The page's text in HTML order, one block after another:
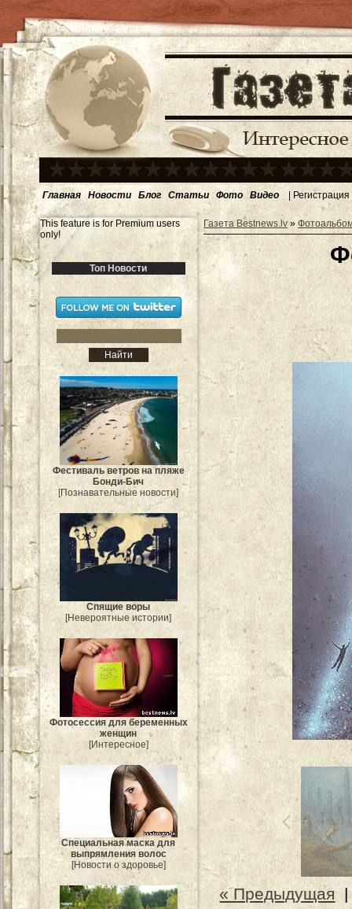
Главная Новости Блог Статьи Фото Видео | Регистрация
This feature is for Premium users
only!
Топ Новости
Фестиваль ветров на пляже
Бонди-Бич
[Познавательные новости]
Спящие воры
[Невероятные истории]
Фотосессия для беременных
женщин
[Интересное]
Специальная маска для
выпрямления волос
[Новости о здоровье]
Газета Bestnews.lv»
« Предыдущая